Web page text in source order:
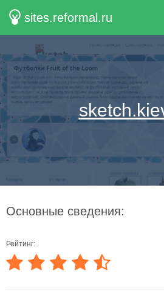
sites.reformal.ru
Основные сведения:
Рейтинг: